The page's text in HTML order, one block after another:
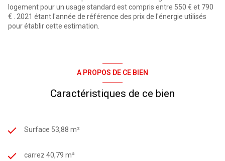
logement pour un usage standard est compris entre 550 € et 790
€ . 2021 étant l'année de référence des prix de l'énergie utilisés
pour établir cette estimation.
A PROPOS DE CE BIEN
Caractéristiques de ce bien
Surface 53,88 m²
carrez 40,79 m²